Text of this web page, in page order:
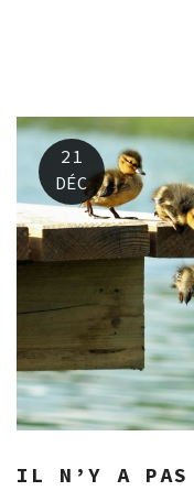
21
DÉC
IL N’Y A PAS